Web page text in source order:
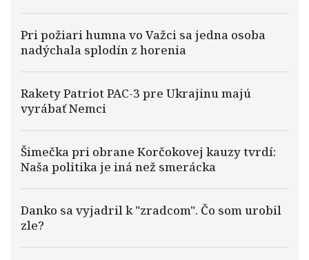
Pri požiari humna vo Važci sa jedna osoba
nadýchala splodín z horenia
Rakety Patriot PAC-3 pre Ukrajinu majú
vyrábať Nemci
Šimečka pri obrane Korčokovej kauzy tvrdí:
Naša politika je iná než smerácka
Danko sa vyjadril k "zradcom". Čo som urobil
zle?